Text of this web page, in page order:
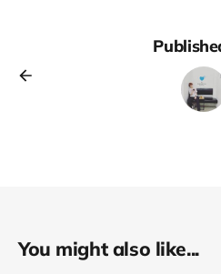
You might also like...